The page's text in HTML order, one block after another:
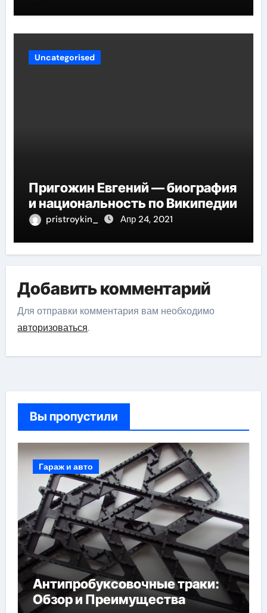
Uncategorised
Пригожин Евгений — биография
и национальность по Википедии
pristroykin_ Апр 24, 2021
Добавить комментарий
Для отправки комментария вам необходимо
авторизоваться.
Вы пропустили
Гараж и авто
Антипробуксовочные траки:
Обзор и Преимущества